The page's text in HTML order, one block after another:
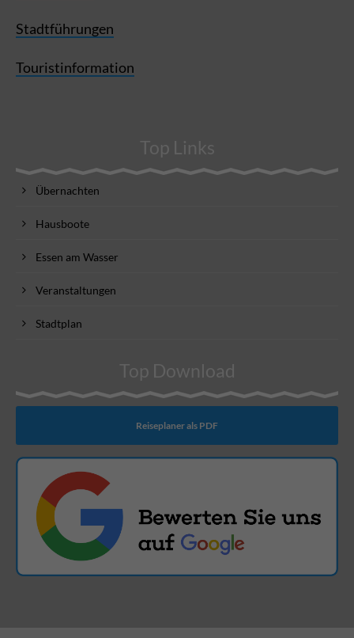
Stadtführungen
Touristinformation
Top Links
Übernachten
Hausboote
Essen am Wasser
Veranstaltungen
Stadtplan
Top Download
Reiseplaner als PDF